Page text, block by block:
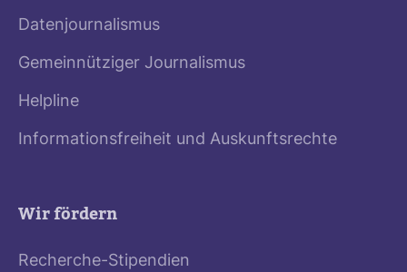
Datenjournalismus
Gemeinnütziger Journalismus
Helpline
Informationsfreiheit und Auskunftsrechte
Wir fördern
Recherche-Stipendien